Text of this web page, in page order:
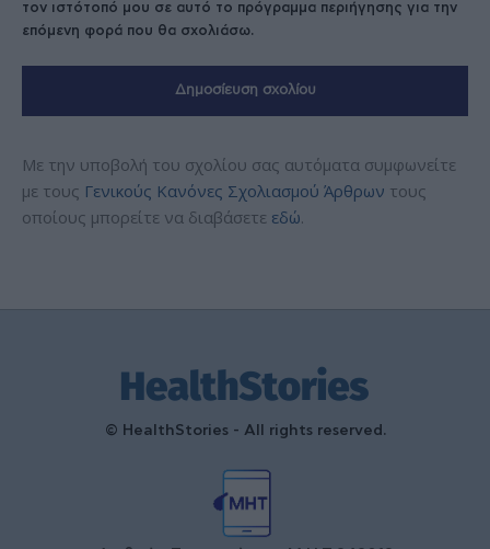
τον ιστότοπό μου σε αυτό το πρόγραμμα περιήγησης για την
επόμενη φορά που θα σχολιάσω.
Με την υποβολή του σχολίου σας αυτόματα συμφωνείτε
με τους Γενικούς Κανόνες Σχολιασμού Άρθρων τους
οποίους μπορείτε να διαβάσετε εδώ.
© HealthStories - All rights reserved.